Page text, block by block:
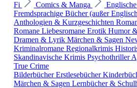
Fi
Comics & Manga
Fremdsprachige Bücher (außer
Anthologien & Kurzgeschichten
Romane Liebesromane Erotik Humor
Dramen & Lyrik Märchen & Sagen
Kriminalromane Regionalkrimis
Skandinavische Krimis Psychothriller
True Crime
BilderbücherErstlesebücher
Märchen & Sagen Lernbücher &